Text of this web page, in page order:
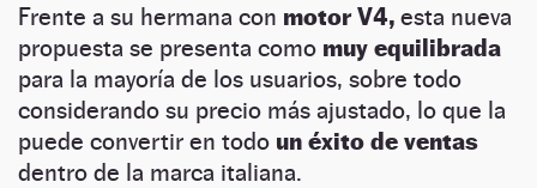
Frente a su hermana con motor V4, esta nueva
propuesta se presenta como muy equilibrada
para la mayoría de los usuarios, sobre todo
considerando su precio más ajustado, lo que la
puede convertir en todo un éxito de ventas
dentro de la marca italiana.